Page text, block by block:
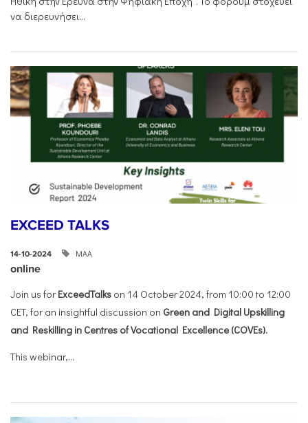
να διερευνήσει...
EXCEED TALKS
14-10-2024 ΜΑΑ
online
Join us for ExceedTalks on 14 October 2024, from 10:00 to 12:00
CET, for an insightful discussion on Green and Digital Upskilling
and Reskilling in Centres of Vocational Excellence (COVEs).
This webinar,...